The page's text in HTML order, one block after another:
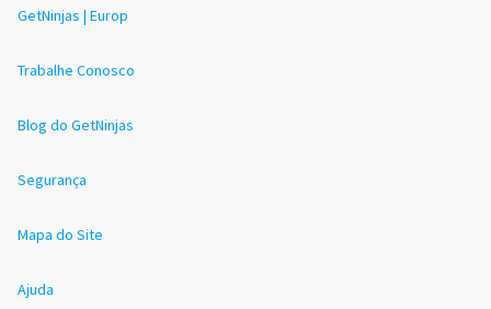
GetNinjas | Europ
Trabalhe Conosco
Blog do GetNinjas
Segurança
Mapa do Site
Ajuda